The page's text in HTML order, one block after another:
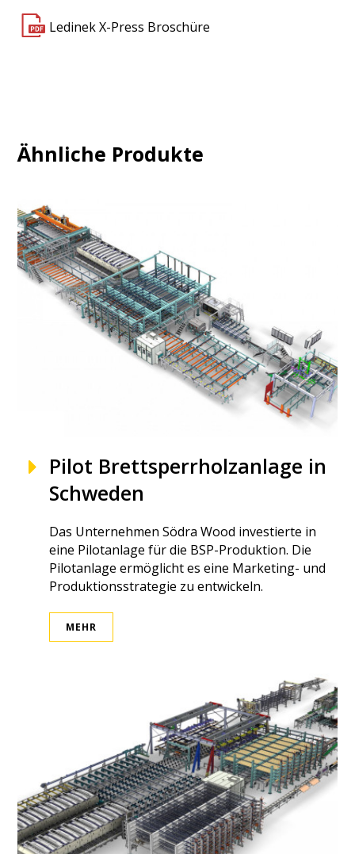
Ledinek X-Press Broschüre
Ähnliche Produkte
Pilot Brettsperrholzanlage in
Schweden
Das Unternehmen Södra Wood investierte in
eine Pilotanlage für die BSP-Produktion. Die
Pilotanlage ermöglicht es eine Marketing- und
Produktionsstrategie zu entwickeln.
MEHR